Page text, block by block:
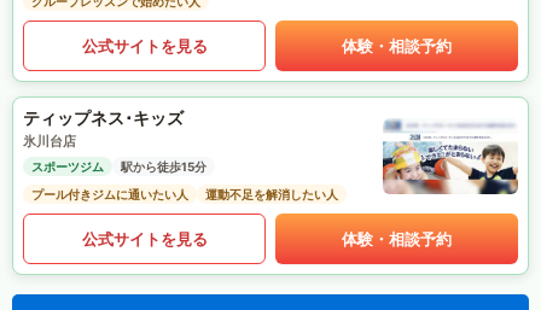
公式サイトを見る 体験・相談予約
ティップネス･キッズ
氷川台店
スポーツジム
駅から徒歩15分
プール付きジムに通いたい人
運動不足を解消したい人
公式サイトを見る 体験・相談予約